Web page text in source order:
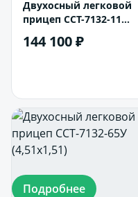
Двухосный легковой
прицеп ССТ-7132-11
144 100 ₽
Подробнее